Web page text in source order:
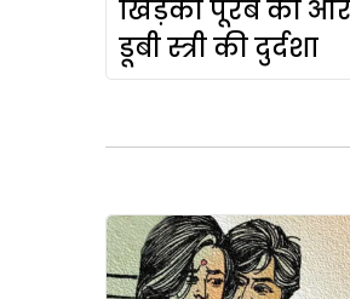
खिड़की पूरब की
डूबी स्त्री की दुर्दशा